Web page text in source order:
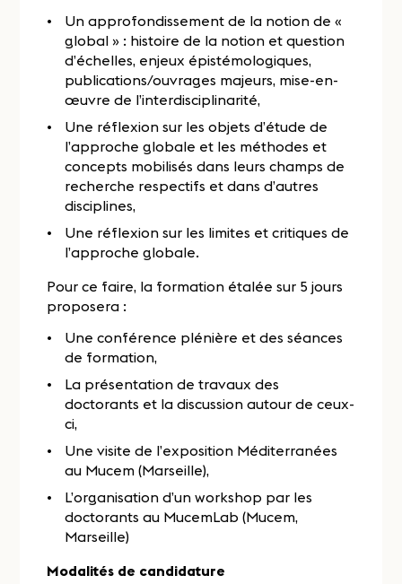
Un approfondissement de la notion de «
global » : histoire de la notion et question
d’échelles, enjeux épistémologiques,
publications/ouvrages majeurs, mise-en-
œuvre de l’interdisciplinarité,
Une réflexion sur les objets d’étude de
l’approche globale et les méthodes et
concepts mobilisés dans leurs champs de
recherche respectifs et dans d’autres
disciplines,
Une réflexion sur les limites et critiques de
l’approche globale.
Pour ce faire, la formation étalée sur 5 jours
proposera :
Une conférence plénière et des séances
de formation,
La présentation de travaux des
doctorants et la discussion autour de ceux-
ci,
Une visite de l’exposition Méditerranées
au Mucem (Marseille),
L’organisation d’un workshop par les
doctorants au MucemLab (Mucem,
Marseille)
Modalités de candidature